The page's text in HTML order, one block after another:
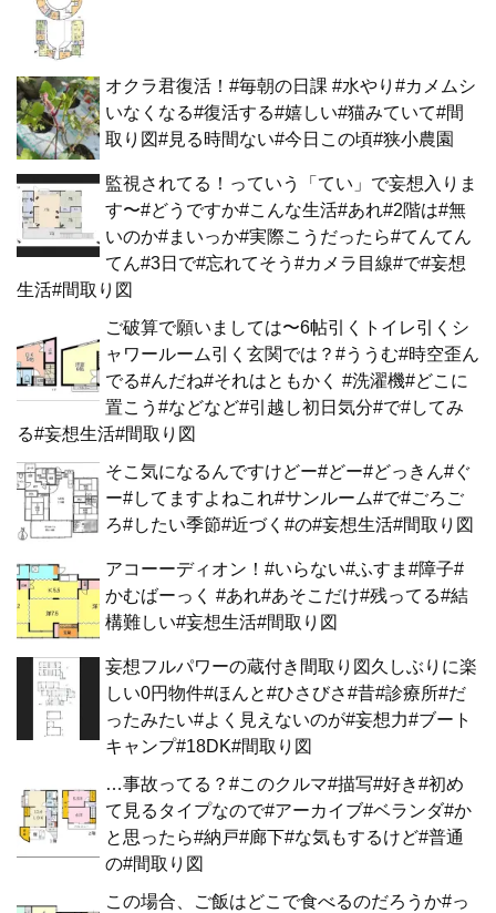
オクラ君復活！#毎朝の日課 #水やり#カメムシ
いなくなる#復活する#嬉しい#猫みていて#間
取り図#見る時間ない#今日この頃#狭小農園
監視されてる！っていう「てい」で妄想入りま
す〜#どうですか#こんな生活#あれ#2階は#無
いのか#まいっか#実際こうだったら#てんてん
てん#3日で#忘れてそう#カメラ目線#で#妄想
生活#間取り図
ご破算で願いましては〜6帖引くトイレ引くシ
ャワールーム引く玄関では？#ううむ#時空歪ん
でる#んだね#それはともかく #洗濯機#どこに
置こう#などなど#引越し初日気分#で#してみ
る#妄想生活#間取り図
そこ気になるんですけどー#どー#どっきん#ぐ
ー#してますよねこれ#サンルーム#で#ごろご
ろ#したい季節#近づく#の#妄想生活#間取り図
アコーーディオン！#いらない#ふすま#障子#
かむばーっく #あれ#あそこだけ#残ってる#結
構難しい#妄想生活#間取り図
妄想フルパワーの蔵付き間取り図久しぶりに楽
しい0円物件#ほんと#ひさびさ#昔#診療所#だ
ったみたい#よく見えないのが#妄想力#ブート
キャンプ#18DK#間取り図
…事故ってる？#このクルマ#描写#好き#初め
て見るタイプなので#アーカイブ#ベランダ#か
と思ったら#納戸#廊下#な気もするけど#普通
の#間取り図
この場合、ご飯はどこで食べるのだろうか#っ